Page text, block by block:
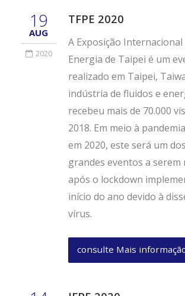
19
AUG
2020
TFPE 2020
A Exposição Internacional
Energia de Taipei é um
realizado em Taipei,
indústria de fluidos e
recebeu mais de 70.000
2018. Em meio à
em 2020, este será um
grandes eventos a serem
após o lockdown
início do ano devido à
vírus.
consulte Mais